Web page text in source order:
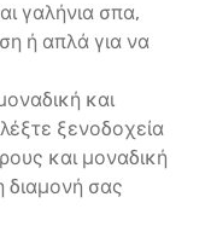
γαλήνια σπα,
ή απλά για να
και
ξενοδοχεία
και μοναδική
διαμονή σας